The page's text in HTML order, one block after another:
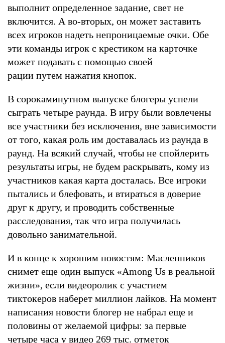
выполнит определенное задание, свет не
включится. А во-вторых, он может заставить
всех игроков надеть непроницаемые очки. Обе
эти команды игрок с крестиком на карточке
может подавать с помощью своей
рации путем нажатия кнопок.
В сорокаминутном выпуске блогеры успели
сыграть четыре раунда. В игру были вовлечены
все участники без исключения, вне зависимости
от того, какая роль им доставалась из раунда в
раунд. На всякий случай, чтобы не спойлерить
результаты игры, не будем раскрывать, кому из
участников какая карта досталась. Все игроки
пытались и блефовать, и втираться в доверие
друг к другу, и проводить собственные
расследования, так что игра получилась
довольно занимательной.
И в конце к хорошим новостям: Масленников
снимет еще один выпуск «Among Us в реальной
жизни», если видеоролик с участием
тиктокеров наберет миллион лайков. На момент
написания новости блогер не набрал еще и
половины от желаемой цифры: за первые
четыре часа у видео 269 тыс. отметок